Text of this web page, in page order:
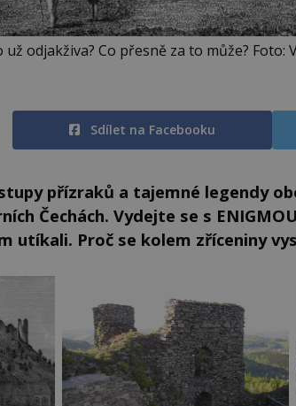
odjakživa? Co přesně za to může? Foto:
Sdílet na Facebooku
přízraků a tajemné legendy
Čechách. Vydejte se s
utíkali. Proč se kolem zříceniny